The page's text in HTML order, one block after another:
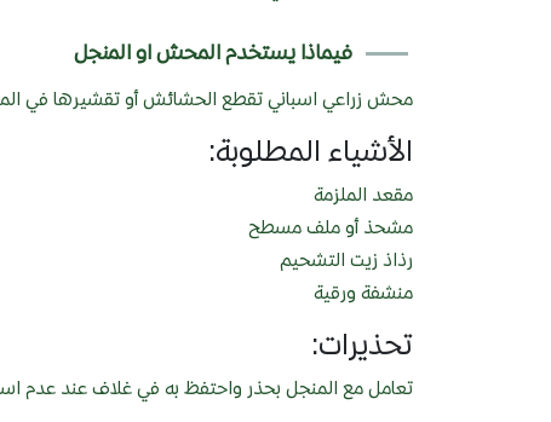
فيماذا يستخدم المحش او المنجل
محش زراعي اسباني تقطع الحشائش أو تقشيرها في
الأشياء المطلوبة:
مقعد الملزمة
مشحذ أو ملف مسطح
رذاذ زيت التشحيم
منشفة ورقية
تحذيرات:
تعامل مع المنجل بحذر واحتفظ به في غلاف عند عدم